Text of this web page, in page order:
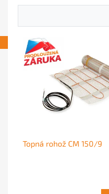
Topná rohož CM 150/9